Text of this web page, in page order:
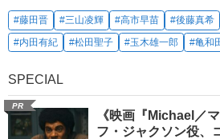
#藤田晋 #三山凌輝 #高市早苗 #後藤真希
#内田有紀
#松田聖子 #玉木雄一郎 #亀和
SPECIAL
PR
《映画『Michael／
フ・ジャクソン役、